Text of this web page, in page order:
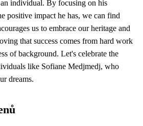
an individual. By focusing on his
positive impact he has, we can find
us to embrace our heritage and
that success comes from hard work
of background. Let's celebrate the
like Sofiane Medjmedj, who
dreams.